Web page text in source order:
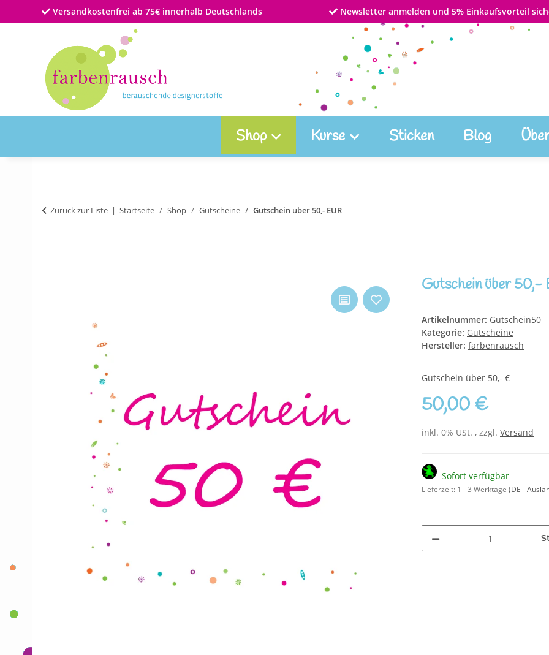
Versandkostenfrei ab 75€ innerhalb Deutschlands Newsletter anmelden und 5% Einkaufsvorteil
Shop Kurse Sticken Blog
Zurück zur Liste Startseite Shop Gutscheine Gutschein über 50,- EUR
Gutschein über 50,-
Artikelnummer: Gutschein50
Kategorie: Gutscheine
Hersteller: farbenrausch
Gutschein über 50,- €
50,00 €
inkl. 0% USt. , zzgl. Versand
Sofort verfügbar
Lieferzeit: 1 - 3 Werktage (DE -